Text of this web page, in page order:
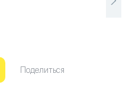
Поделиться